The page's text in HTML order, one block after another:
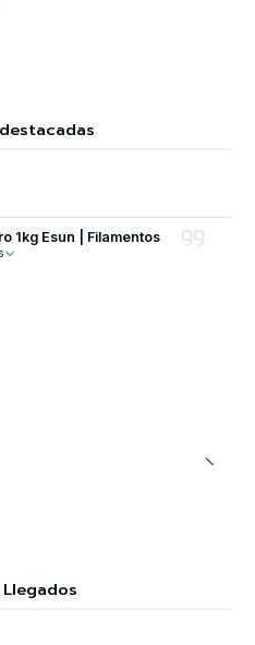
1kg Esun | Filamentos